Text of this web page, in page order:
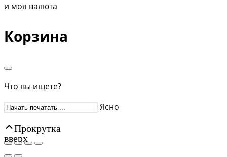
и моя валюта
Корзина
Что вы ищете?
Ясно
Прокрутка
вверх